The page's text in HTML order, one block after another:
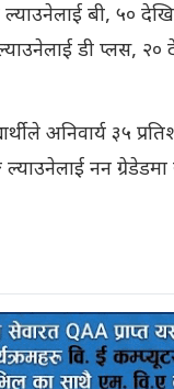
बी, ५०
डी प्लस, २०
अनिवार्य ३५
नन